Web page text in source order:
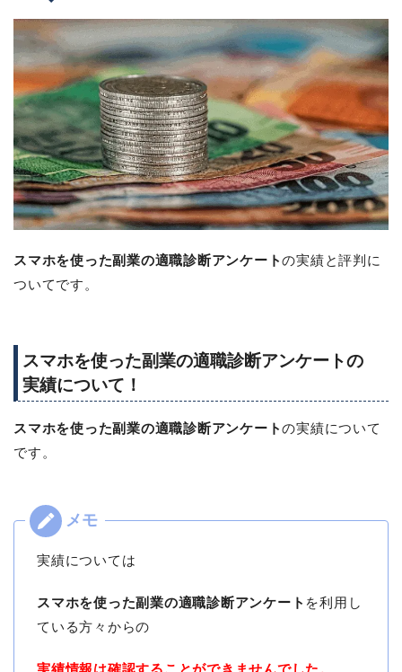
スマホを使った副業の適職診断アンケートの実績と評判に
ついてです。
スマホを使った副業の適職診断アンケートの
実績について！
スマホを使った副業の適職診断アンケートの実績について
です。
実績については
スマホを使った副業の適職診断アンケート を利用し
ている方々からの